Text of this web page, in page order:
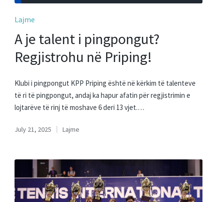
Posted
in
Lajme
A je talent i pingpongut?
Regjistrohu në Priping!
Klubi i pingpongut KPP Priping është në kërkim të talenteve
të ri të pingpongut, andaj ka hapur afatin për regjistrimin e
lojtarëve të rinj të moshave 6 deri 13 vjet.…
July 21, 2025
Posted
Lajme